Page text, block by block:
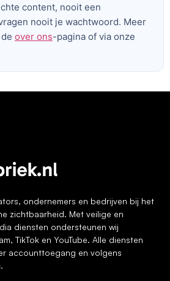
content, nooit een
nooit je wachtwoord. Meer
over ons-pagina of via onze
ondernemers en bedrijven bij het
zichtbaarheid. Met veilige en
diensten ondersteunen wij
TikTok en YouTube. Alle diensten
accounttoegang en volgens